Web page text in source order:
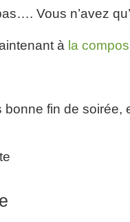
Vous n’avez
à la
fin de soirée,